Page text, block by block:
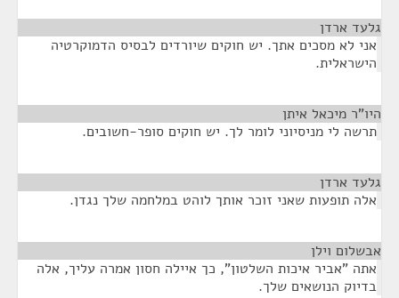
גלעד ארדן
אני לא מסכים אתך. יש חוקים שיורדים לבסיס הדמוקרטיה
הישראלית.
היו"ר מיכאל איתן
תרשה לי מניסיוני לומר לך. יש חוקים סופר-חשובים.
גלעד ארדן
אלה תופעות שאני זוכר אותך לוהט במלחמה שלך נגדן.
אבשלום וילן
אתה "אביר איכות השלטון", כך איילה חסון אמרה עליך, אלה
בדיוק הנושאים שלך.